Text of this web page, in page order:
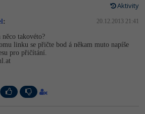
vzory
administrátor
UI návrhář
Aktivity
: 20.12.2013 21:41
takovéto?
linku se přičte bod á někam muto napíše
pro přičítání.